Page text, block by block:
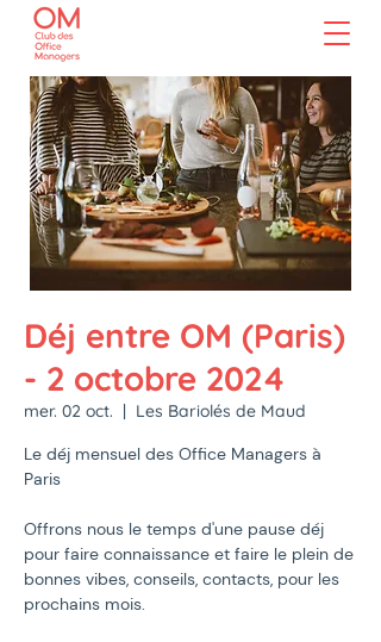
Déj entre OM (Paris)
- 2 octobre 2024
mer. 02 oct.
  |
Les Bariolés de Maud
Le déj mensuel des Office Managers à
Paris
Offrons nous le temps d'une pause déj
pour faire connaissance et faire le plein de
bonnes vibes, conseils, contacts, pour les
prochains mois.